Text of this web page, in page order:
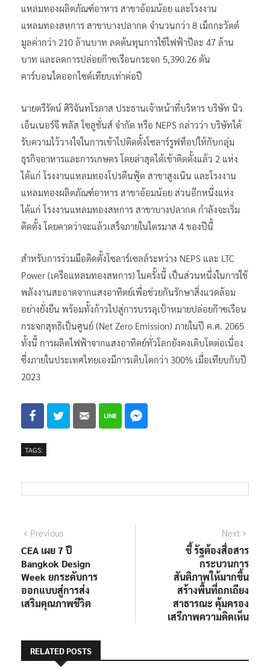
แหลมทองผลิตภัณฑ์อาหาร สาขาอ้อมน้อย และโรงงาน
แหลมทองสหการ สาขาบางปลากด จำนวนกว่า 8 เม็กกะวัตต์
มูลค่ากว่า 210 ล้านบาท ลดต้นทุนการใช้ไฟฟ้าปีละ 47 ล้าน
บาท และลดการปล่อยก๊าซเรือนกระจก 5,390.26 ตัน
คาร์บอนไดออกไซด์เทียบเท่าต่อปี
นายตรีรัตน์ ศิริจันทโรภาส ประธานเจ้าหน้าที่บริหาร บริษัท นิว
เอ็นเนอร์จี พลัส โซลูชั่นส์ จำกัด หรือ NEPS กล่าวว่า บริษัทได้
รับความไว้วางใจในการเข้าไปติดตั้งโซลาร์รูฟท็อปให้กับกลุ่ม
ธุรกิจอาหารและการเกษตร โดยล่าสุดได้เข้าติดตั้งแล้ว 2 แห่ง
ได้แก่ โรงงานแหลมทองโปรตีนฟู้ด สาขาสูงเนิน และโรงงาน
แหลมทองผลิตภัณฑ์อาหาร สาขาอ้อมน้อย ส่วนอีกหนึ่งแห่ง
ได้แก่ โรงงานแหลมทองสหการ สาขาบางปลากด กำลังจะเริ่ม
ติดตั้ง โดยคาดว่าจะแล้วเสร็จภายในไตรมาส 4 ของปีนี้
สำหรับการร่วมมือติดตั้งโซลาร์เซลล์ระหว่าง NEPS และ LTC
Power (เครือแหลมทองสหการ) ในครั้งนี้ เป็นส่วนหนึ่งในการใช้
พลังงานสะอาดจากแสงอาทิตย์เพื่อช่วยกันรักษาสิ่งแวดล้อม
อย่างยั่งยืน พร้อมทั้งก้าวไปสู่การบรรลุเป้าหมายปล่อยก๊าซเรือน
กระจกสุทธิเป็นศูนย์ (Net Zero Emission) ภายในปี ค.ศ. 2065
ทั้งนี้ การผลิตไฟฟ้าจากแสงอาทิตย์ทั่วโลกยังคงเติบโตต่อเนื่อง
ซึ่งภายในประเทศไทยเองมีการเติบโตกว่า 300% เมื่อเทียบกับปี
2023
TAGS:
แนะแนว
เรื่อง
PreviousPrevious
post:
CEA เผย 7 ปี
Bangkok Design
Week ยกระดับการ
ออกแบบสู่การส่ง
เสริมคุณภาพชีวิต
Next
post:
ชี้ รัฐต้องสื่อสาร
กระบวนการ
สันติภาพให้มากขึ้น
สร้างพื้นที่ถกเถียง
สาธารณะ คุ้มครอง
เสรีภาพความคิดเห็น
RELATED POSTS